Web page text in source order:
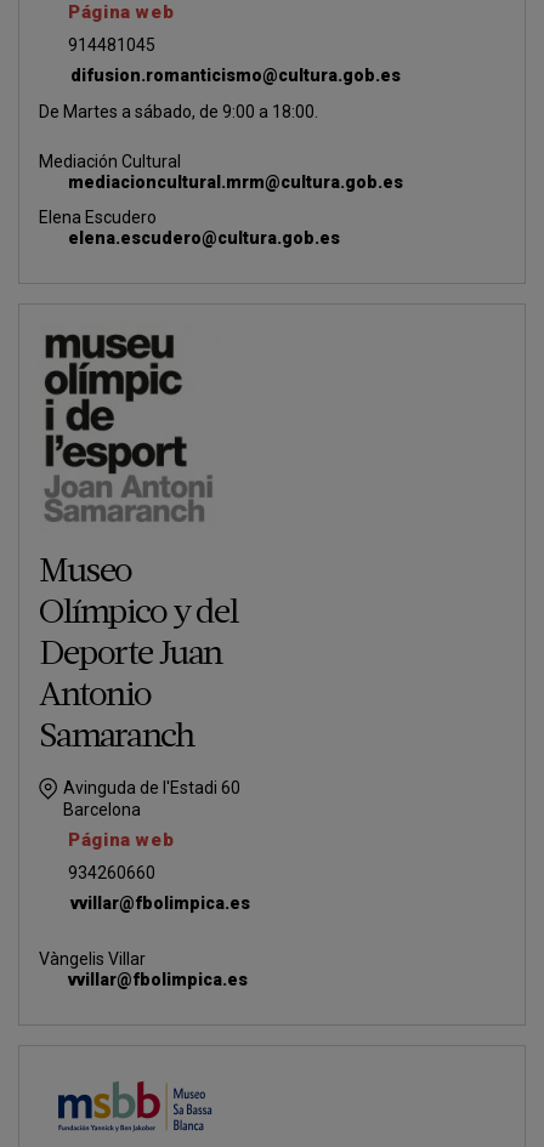
Página web
914481045
difusion.romanticismo@cultura.gob.es
De Martes a sábado, de 9:00 a 18:00.
Mediación Cultural
mediacioncultural.mrm@cultura.gob.es
Elena Escudero
elena.escudero@cultura.gob.es
Museo
Olímpico y del
Deporte Juan
Antonio
Samaranch
Avinguda de l'Estadi 60
Barcelona
Página web
934260660
vvillar@fbolimpica.es
Vàngelis Villar
vvillar@fbolimpica.es